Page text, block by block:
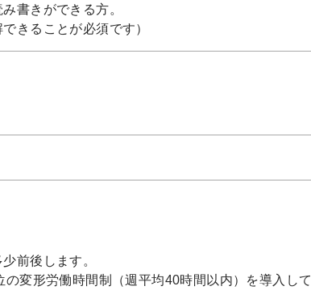
書きができる方。
きることが必須です）
前後します。
変形労働時間制（週平均40時間以内）を導入して